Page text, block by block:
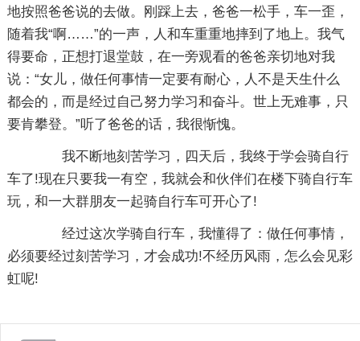
地按照爸爸说的去做。刚踩上去，爸爸一松手，车一歪，
随着我“啊……”的一声，人和车重重地摔到了地上。我气
得要命，正想打退堂鼓，在一旁观看的爸爸亲切地对我
说：“女儿，做任何事情一定要有耐心，人不是天生什么
都会的，而是经过自己努力学习和奋斗。世上无难事，只
要肯攀登。”听了爸爸的话，我很惭愧。
我不断地刻苦学习，四天后，我终于学会骑自行
车了!现在只要我一有空，我就会和伙伴们在楼下骑自行车
玩，和一大群朋友一起骑自行车可开心了!
经过这次学骑自行车，我懂得了：做任何事情，
必须要经过刻苦学习，才会成功!不经历风雨，怎么会见彩
虹呢!